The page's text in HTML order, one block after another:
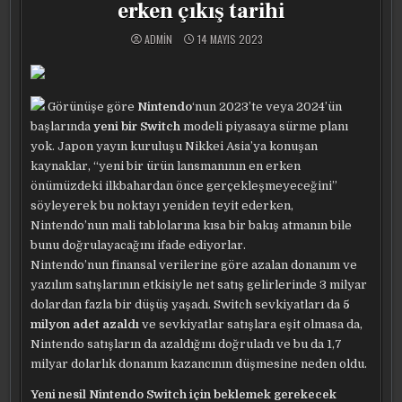
erken çıkış tarihi
ADMIN 14 MAYIS 2023
Görünüşe göre Nintendo‘nun 2023’te veya 2024’ün
başlarındayeni bir Switch modeli piyasaya sürme planı
yok. Japon yayın kuruluşu Nikkei Asia’ya konuşan
kaynaklar, “yeni bir ürün lansmanının en erken
önümüzdeki ilkbahardan önce gerçekleşmeyeceğini”
söyleyerek bu noktayı yeniden teyit ederken,
Nintendo’nun mali tablolarına kısa bir bakış atmanın bile
bunu doğrulayacağını ifade ediyorlar.
Nintendo’nun finansal verilerine göre azalan donanım ve
yazılım satışlarının etkisiyle net satış gelirlerinde 3 milyar
dolardan fazla bir düşüş yaşadı. Switch sevkiyatları da 5
milyon adet azaldıve sevkiyatlar satışlara eşit olmasa da,
Nintendo satışların da azaldığını doğruladı ve bu da 1,7
milyar dolarlık donanım kazancının düşmesine neden oldu.
Yeni nesil Nintendo Switch için beklemek gerekecek